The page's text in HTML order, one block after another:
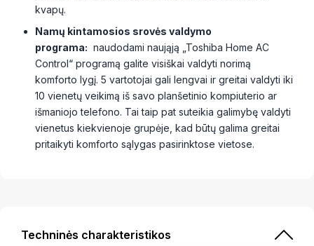
kvapų.
Namų kintamosios srovės valdymo
programa: naudodami naująją „Toshiba Home AC
Control“ programą galite visiškai valdyti norimą
komforto lygį. 5 vartotojai gali lengvai ir greitai valdyti iki
10 vienetų veikimą iš savo planšetinio kompiuterio ar
išmaniojo telefono. Tai taip pat suteikia galimybę valdyti
vienetus kiekvienoje grupėje, kad būtų galima greitai
pritaikyti komforto sąlygas pasirinktose vietose.
Techninės charakteristikos